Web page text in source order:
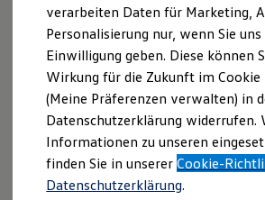
Umbaulösungen und
Auf- und Umbauten entdecken
Groß- und Sonderkunden
Großkunden
Kommunen & Behörden
Journalisten
Sportvereine
Branchenlösungen
Bau & Handwerk
Gewerbliche
Service & mobile
Kurier, Logistik & Handel
MITNFA
false-attribs
verarbeiten Daten für Marketing,
Personalisierung nur, wenn Sie
Einwilligung geben. Diese können
Wirkung für die Zukunft im Cookie
(Meine Präferenzen verwalten) in
Datenschutzerklärung widerrufen.
Informationen zu unseren
finden Sie in unsererCookie-
Datenschutzerklärung.